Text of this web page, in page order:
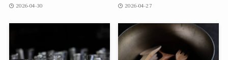
2026-04-30 2026-04-27